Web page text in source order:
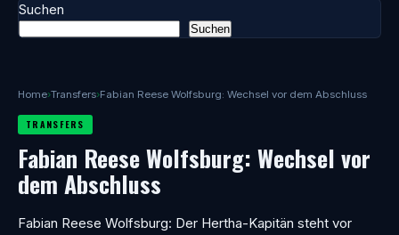
Home›Transfers›Fabian Reese Wolfsburg: Wechsel vor dem Abschluss
TRANSFERS
Fabian Reese Wolfsburg: Wechsel vor
dem Abschluss
Fabian Reese Wolfsburg: Der Hertha-Kapitän steht vor
Suchen
Suchen